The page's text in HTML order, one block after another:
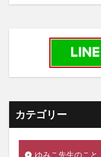
カテゴリー
ゆみこ先生のこと